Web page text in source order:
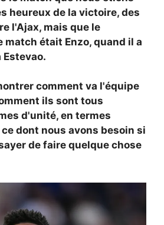
heureux de la victoire, des
l'Ajax, mais que le
match était Enzo, quand il a
Estevao.
comment va l'équipe
ils sont tous
d'unité, en termes
dont nous avons besoin si
de faire quelque chose